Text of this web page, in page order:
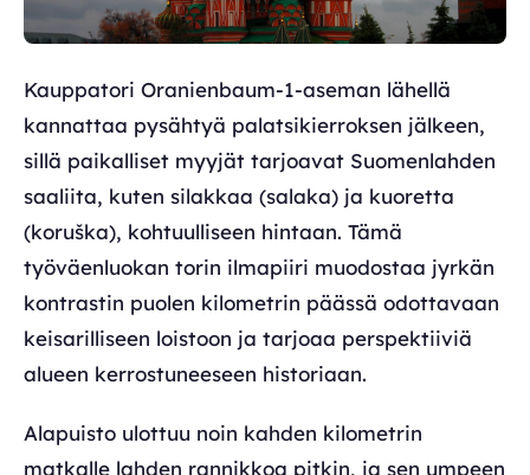
Kauppatori Oranienbaum-1-aseman lähellä
kannattaa pysähtyä palatsikierroksen jälkeen,
sillä paikalliset myyjät tarjoavat Suomenlahden
saaliita, kuten silakkaa (salaka) ja kuoretta
(koruška), kohtuulliseen hintaan. Tämä
työväenluokan torin ilmapiiri muodostaa jyrkän
kontrastin puolen kilometrin päässä odottavaan
keisarilliseen loistoon ja tarjoaa perspektiiviä
alueen kerrostuneeseen historiaan.
Alapuisto ulottuu noin kahden kilometrin
matkalle lahden rannikkoa pitkin, ja sen umpeen